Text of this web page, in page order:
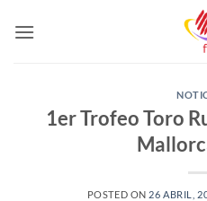
1er Trofeo Toro
POSTED ON 26 ABRIL,